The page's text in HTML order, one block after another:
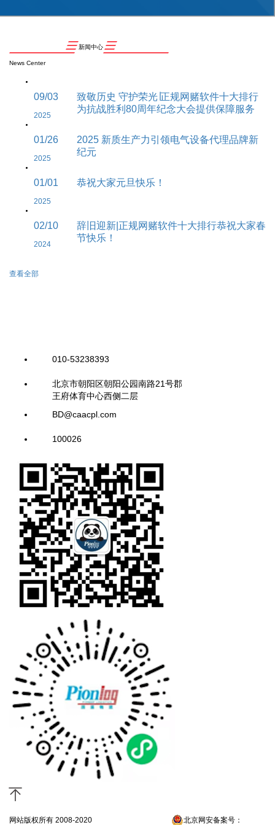
新闻中心
News Center
09/03
2025
致敬历史 守护荣光∣正规网赌软件十大排行
为抗战胜利80周年纪念大会提供保障服务
01/26
2025
2025 新质生产力引领电气设备代理品牌新
纪元
01/01
2025
恭祝大家元旦快乐！
02/10
2024
辞旧迎新|正规网赌软件十大排行恭祝大家春
节快乐！
查看全部
010-53238393
北京市朝阳区朝阳公园南路21号郡
王府体育中心西侧二层
BD@caacpl.com
100026
网站版权所有 2008-2020 北京网安备案号：